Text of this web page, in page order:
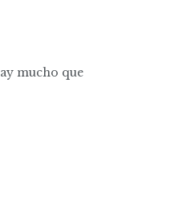
mucho que